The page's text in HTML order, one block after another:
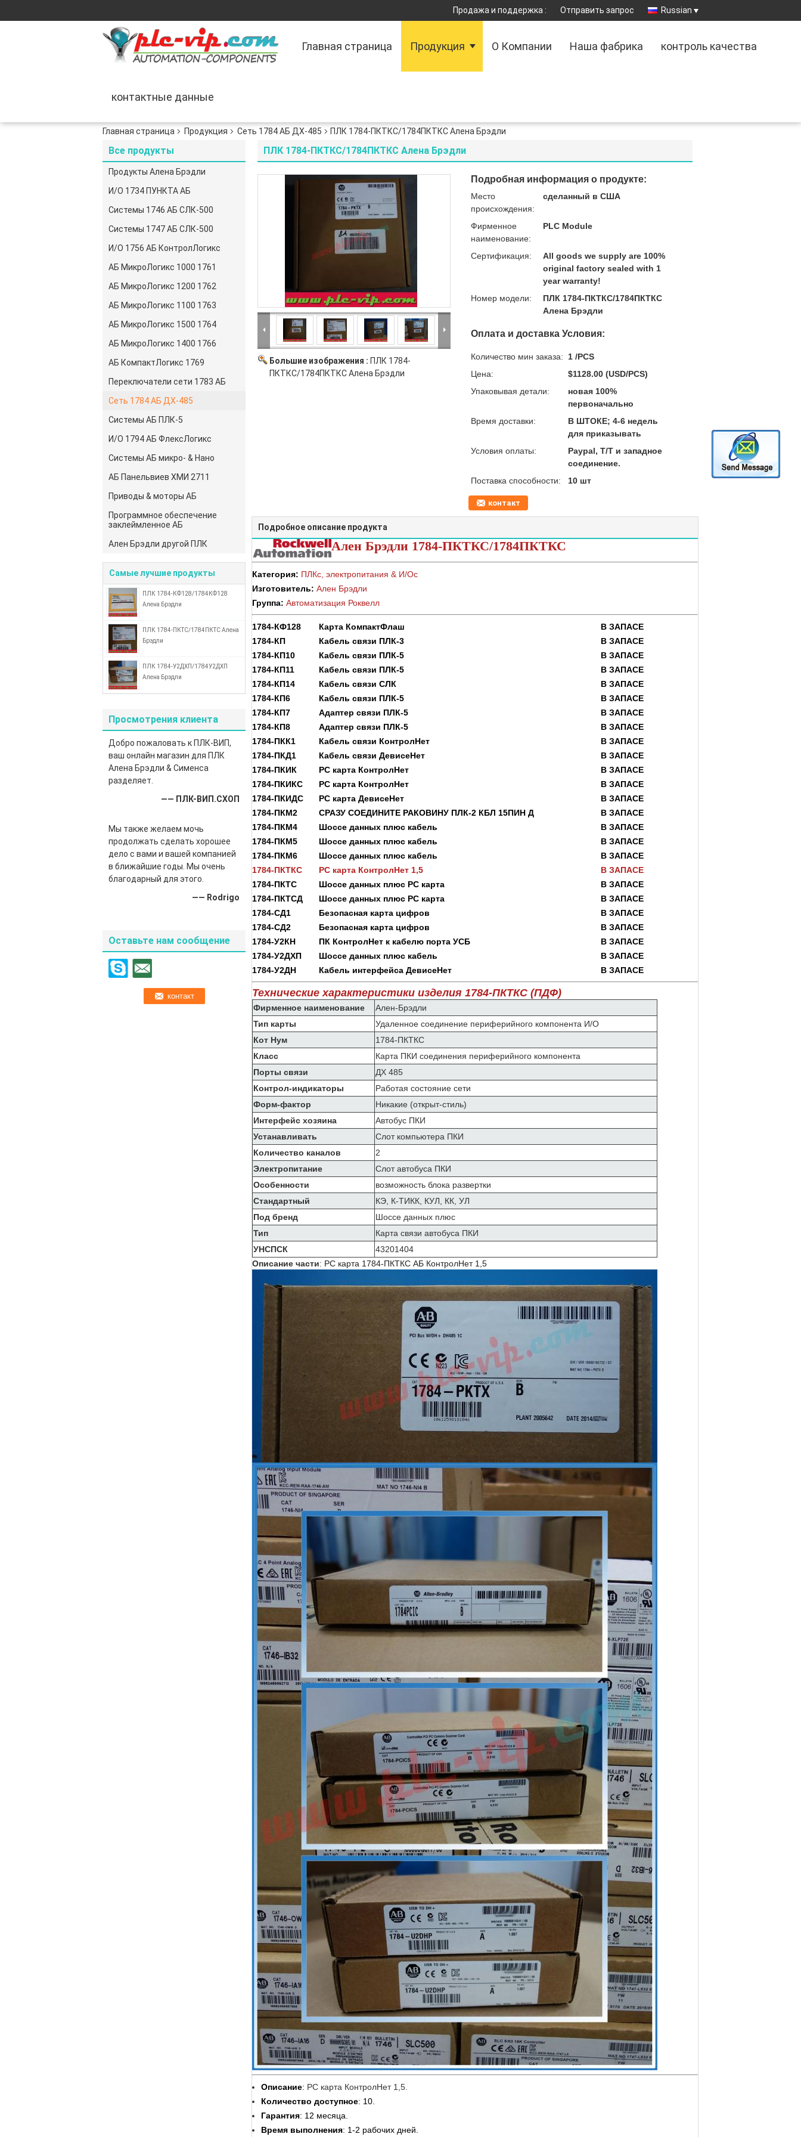
Продажа и поддержка : Отправить запрос Russian
Главная страница Продукция О Компании Наша фабрика контроль качества
контактные данные
Главная страница Продукция Сеть 1784 АБ ДХ-485 ПЛК 1784-ПКТКС/1784ПКТКС Алена Брэдли
Все продукты
Продукты Алена Брэдли
И/О 1734 ПУНКТА АБ
Системы 1746 АБ СЛК-500
Системы 1747 АБ СЛК-500
И/О 1756 АБ КонтролЛогикс
АБ МикроЛогикс 1000 1761
АБ МикроЛогикс 1200 1762
АБ МикроЛогикс 1100 1763
АБ МикроЛогикс 1500 1764
АБ МикроЛогикс 1400 1766
АБ КомпактЛогикс 1769
Переключатели сети 1783 АБ
Сеть 1784 АБ ДХ-485
Системы АБ ПЛК-5
И/О 1794 АБ ФлексЛогикс
Системы АБ микро- & Нано
АБ Панельвиев ХМИ 2711
Приводы & моторы АБ
Программное обеспечение
заклеймленное АБ
Ален Брэдли другой ПЛК
Самые лучшие продукты
ПЛК 1784-КФ128/1784КФ128
Алена Брэдли
ПЛК 1784-ПКТС/1784ПКТС Алена
Брэдли
ПЛК 1784-У2ДХП/1784У2ДХП
Алена Брэдли
Просмотрения клиента
Добро пожаловать к ПЛК-ВИП,
ваш онлайн магазин для ПЛК
Алена Брэдли & Сименса
разделяет.
—— ПЛК-ВИП.СХОП
Мы также желаем мочь
продолжать сделать хорошее
дело с вами и вашей компанией
в ближайшие годы. Мы очень
благодарный для этого.
—— Rodrigo
Оставьте нам сообщение
ПЛК 1784-ПКТКС/1784ПКТКС Алена Брэдли
Большие изображения : ПЛК 1784-
ПКТКС/1784ПКТКС Алена Брэдли
Подробная информация о продукте:
Место
происхождения:
сделанный в США
Фирменное
наименование:
PLC Module
Сертификация:
All goods we supply are 100%
original factory sealed with 1
year warranty!
Номер модели:
ПЛК 1784-ПКТКС/1784ПКТКС
Алена Брэдли
Оплата и доставка Условия:
Количество мин заказа:
1 /PCS
Цена:
$1128.00 (USD/PCS)
Упаковывая детали:
новая 100%
первоначально
Время доставки:
В ШТОКЕ; 4-6 недель
для приказывать
Условия оплаты:
Paypal, T/T и западное
соединение.
Поставка способности:
10 шт
контакт
Подробное описание продукта
Ален Брэдли 1784-ПКТКС/1784ПКТКС
Категория: ПЛКс, электропитания & И/Ос
Изготовитель: Ален Брэдли
Группа: Автоматизация Роквелл
1784-КФ128 Карта КомпактФлаш
В ЗАПАСЕ
1784-КП
Кабель связи ПЛК-3
В ЗАПАСЕ
1784-КП10
Кабель связи ПЛК-5
В ЗАПАСЕ
1784-КП11
Кабель связи ПЛК-5
В ЗАПАСЕ
1784-КП14
Кабель связи СЛК
В ЗАПАСЕ
1784-КП6
Кабель связи ПЛК-5
В ЗАПАСЕ
1784-КП7
Адаптер связи ПЛК-5
В ЗАПАСЕ
1784-КП8
Адаптер связи ПЛК-5
В ЗАПАСЕ
1784-ПКК1
Кабель связи КонтролНет
В ЗАПАСЕ
1784-ПКД1
Кабель связи ДевисеНет
В ЗАПАСЕ
1784-ПКИК
РС карта КонтролНет
В ЗАПАСЕ
1784-ПКИКС
РС карта КонтролНет
В ЗАПАСЕ
1784-ПКИДС
РС карта ДевисеНет
В ЗАПАСЕ
1784-ПКМ2
СРАЗУ СОЕДИНИТЕ РАКОВИНУ ПЛК-2 КБЛ 15ПИН Д
В ЗАПАСЕ
1784-ПКМ4
Шоссе данных плюс кабель
В ЗАПАСЕ
1784-ПКМ5
Шоссе данных плюс кабель
В ЗАПАСЕ
1784-ПКМ6
Шоссе данных плюс кабель
В ЗАПАСЕ
1784-ПКТКС
РС карта КонтролНет 1,5
В ЗАПАСЕ
1784-ПКТС
Шоссе данных плюс РС карта
В ЗАПАСЕ
1784-ПКТСД
Шоссе данных плюс РС карта
В ЗАПАСЕ
1784-СД1
Безопасная карта цифров
В ЗАПАСЕ
1784-СД2
Безопасная карта цифров
В ЗАПАСЕ
1784-У2КН
ПК КонтролНет к кабелю порта УСБ
В ЗАПАСЕ
1784-У2ДХП
Шоссе данных плюс кабель
В ЗАПАСЕ
1784-У2ДН
Кабель интерфейса ДевисеНет В ЗАПАСЕ
Технические характеристики изделия 1784-ПКТКС (ПДФ)
Фирменное наименование
Ален-Брэдли
Тип карты
Удаленное соединение периферийного компонента И/О
Кот Нум
1784-ПКТКС
Класс
Карта ПКИ соединения периферийного компонента
Порты связи
ДХ 485
Контрол-индикаторы
Работая состояние сети
Форм-фактор
Никакие (открыт-стиль)
Интерфейс хозяина
Автобус ПКИ
Устанавливать
Слот компьютера ПКИ
Количество каналов
2
Электропитание
Слот автобуса ПКИ
Особенности
возможность блока развертки
Стандартный
КЭ, К-ТИКК, КУЛ, КК, УЛ
Под бренд
Шоссе данных плюс
Тип
Карта связи автобуса ПКИ
УНСПСК
43201404
Описание части: РС карта 1784-ПКТКС АБ КонтролНет 1,5
Описание: РС карта КонтролНет 1,5
Количество доступное: 10.
Гарантия: 12 месяца.
Время выполнения: 1-2 рабочих дней.